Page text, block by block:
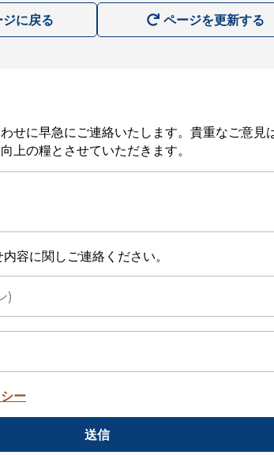
ジに戻る ページを更新する
せに早急にご連絡いたします。貴重なご意見
上の糧とさせていただきます。
容に関しご連絡ください。
ー
送信